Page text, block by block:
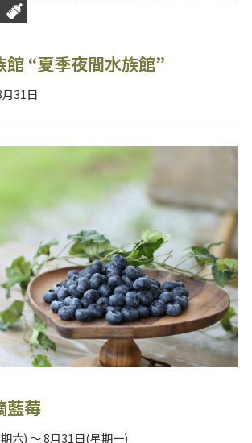
“夏季夜間水族館”
31日
莓
六) ～ 8月31日(星期一)